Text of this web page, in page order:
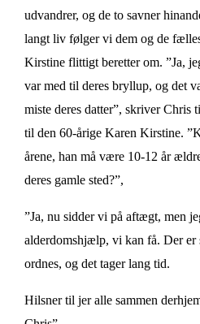
udvandrer, og de to savner
langt liv følger vi dem og de
Kirstine flittigt beretter om. ”Ja,
var med til deres bryllup, og det
miste deres datter”, skriver Chris
til den 60-årige Karen Kirstine.
årene, han må være 10-12 år
deres gamle sted?”,
”Ja, nu sidder vi på aftægt, men
alderdomshjælp, vi kan få. Der er
ordnes, og det tager lang tid.
Hilsner til jer alle sammen